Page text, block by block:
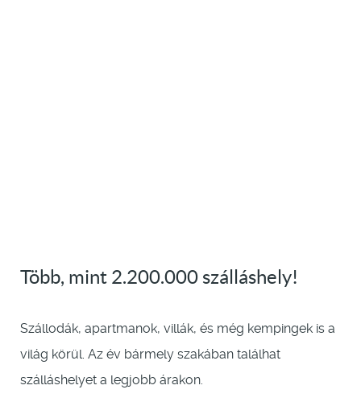
Több, mint 2.200.000 szálláshely!
Szállodák, apartmanok, villák, és még kempingek is a
világ körül. Az év bármely szakában találhat
szálláshelyet a legjobb árakon.